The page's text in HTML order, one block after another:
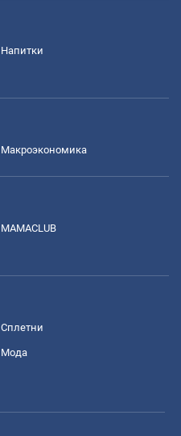
Напитки
Mакроэкономика
MAMACLUB
Сплетни
Мода